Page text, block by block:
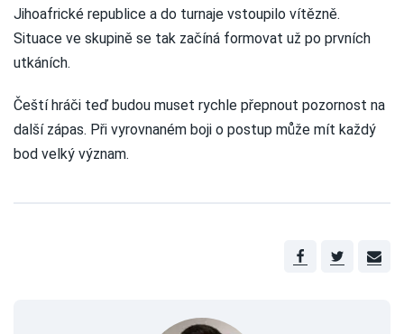
Jihoafrické republice a do turnaje vstoupilo vítězně.
Situace ve skupině se tak začíná formovat už po prvních
utkáních.
Čeští hráči teď budou muset rychle přepnout pozornost na
další zápas. Při vyrovnaném boji o postup může mít každý
bod velký význam.